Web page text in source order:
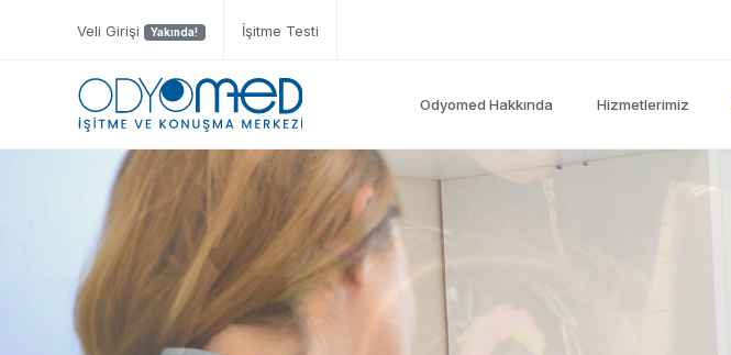
Veli Girişi Yakında! İşitme Testi
Odyomed Hakkında Hizmetlerimiz